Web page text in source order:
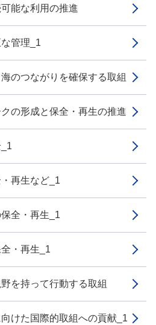
能な利用の推進
管理_1
のつながりを確保する取組
の形成と保全・再生の推進
再生など_1
全・再生_1
・再生_1
を持って行動する取組
けた国際的取組への貢献_1